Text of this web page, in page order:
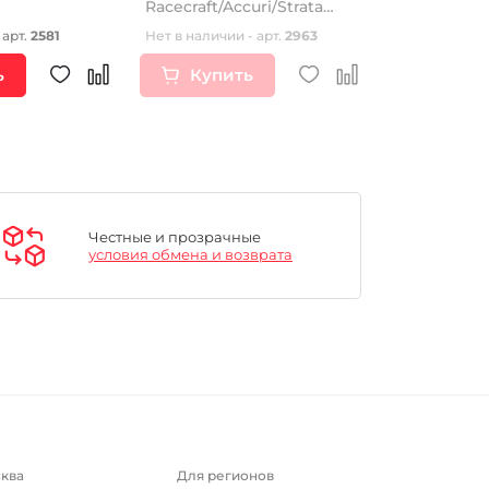
2581
Racecraft/Accuri/Strata
Yellow антизапотевающая,
желтый
Нет в наличии - арт. 2963
Купить
Честные и прозрачные
условия обмена и возврата
Для регионов